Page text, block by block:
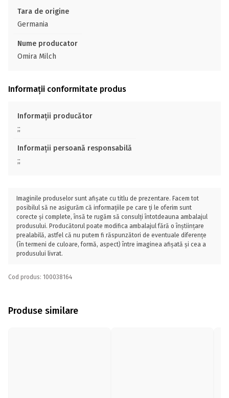
Tara de origine
Germania
Nume producator
Omira Milch
Informații conformitate produs
Informații producător
;;
Informații persoană responsabilă
;;
Imaginile produselor sunt afișate cu titlu de prezentare. Facem tot
posibilul să ne asigurăm că informațiile pe care ți le oferim sunt
corecte și complete, însă te rugăm să consulți întotdeauna ambalajul
produsului. Producătorul poate modifica ambalajul fără o înștiințare
prealabilă, astfel că nu putem fi răspunzători de eventuale diferențe
(în termeni de culoare, formă, aspect) între imaginea afișată și cea a
produsului livrat.
Cod produs: 100038164
Produse similare